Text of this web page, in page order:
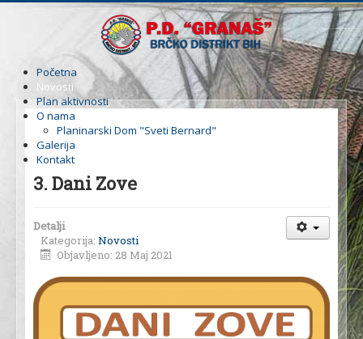
Početna
Novosti
Plan aktivnosti
O nama
Planinarski Dom "Sveti Bernard"
Galerija
Kontakt
3. Dani Zove
Detalji
Kategorija: Novosti
Objavljeno: 28 Maj 2021